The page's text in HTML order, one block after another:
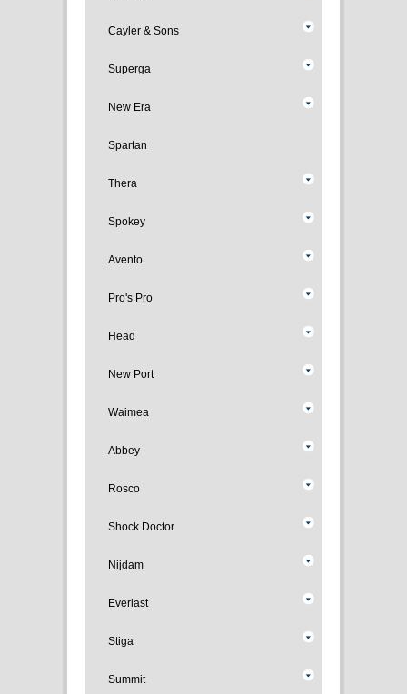
Cayler & Sons
Superga
New Era
Spartan
Thera
Spokey
Avento
Pro's Pro
Head
New Port
Waimea
Abbey
Rosco
Shock Doctor
Nijdam
Everlast
Stiga
Summit